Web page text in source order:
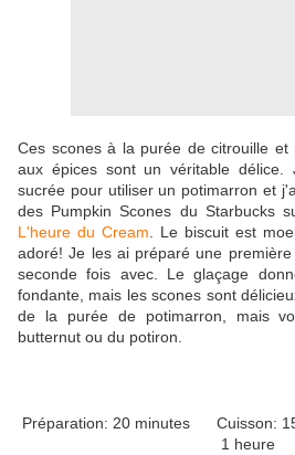
Ces scones à la purée de citrouille
aux épices sont un véritable délice.
sucrée pour utiliser un potimarron et
des Pumpkin Scones du Starbucks
L'heure du Cream . Le biscuit est
adoré! Je les ai préparé une
seconde fois avec. Le glaçage
fondante, mais les scones sont
de la purée de potimarron, mais
butternut ou du potiron.
Préparation: 20 minutes
1 heure